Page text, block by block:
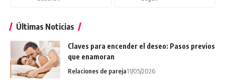
Últimas Noticias
Claves para encender el deseo: Pasos previos
que enamoran
Relaciones de pareja11/05/2026